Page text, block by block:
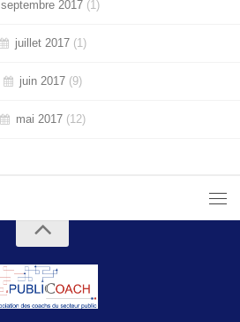
septembre 2017 (1)
juillet 2017(1)
juin 2017(9)
mai 2017(12)